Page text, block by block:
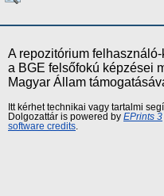
A repozitórium
a BGE felsőfokú képzései
Magyar Állam
Itt kérhet technikai vagy tartalmi
Dolgozattár is powered by EPrints 3
software credits